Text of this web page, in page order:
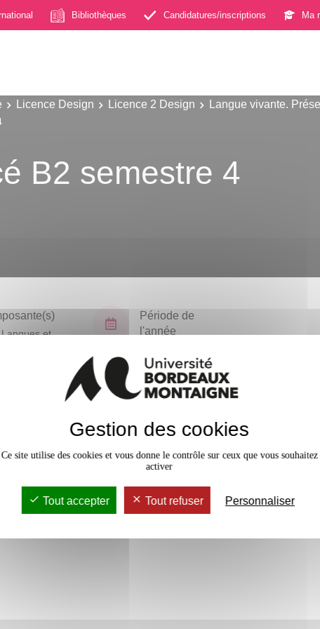
Bibliothèques Candidatures/inscriptions Ma
Licence Design Licence 2 Design Langue vivante.
B2 semestre 4
et
Période de
l'année
Gestion des cookies
Ce site utilise des cookies et vous donne le contrôle sur ceux que vous souhaitez
activer
Tout accepter Tout refuser Personnaliser